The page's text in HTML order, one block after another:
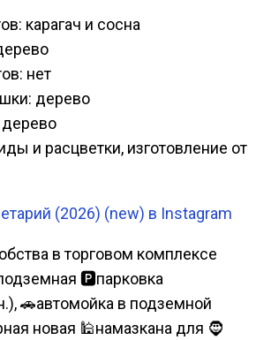
карагач и сосна
нет
дерево
и расцветки, изготовление от
(2026) (new) в Instagram
в торговом комплексе
🅿парковка
🚗автомойка в подземной
новая 🕌намазкана для 🧔